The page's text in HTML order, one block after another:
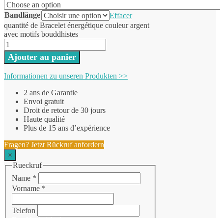
Bandlänge
Effacer
quantité de Bracelet énergétique couleur argent
avec motifs bouddhistes
Ajouter au panier
Informationen zu unseren Produkten >>
2 ans de Garantie
Envoi gratuit
Droit de retour de 30 jours
Haute qualité
Plus de 15 ans d’expérience
Fragen? Jetzt Rückruf anfordern
×
Rueckruf
Name *
Vorname *
Telefon